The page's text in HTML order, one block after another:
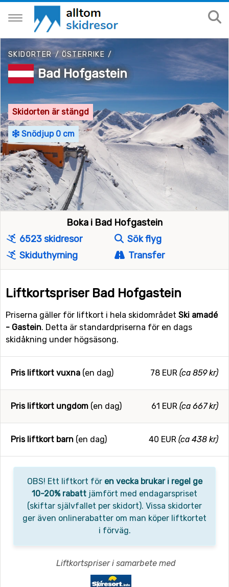
SKIDORTER/ ÖSTERRIKE /
Bad Hofgastein
Skidorten är stängd
Snödjup 0 cm
Boka i Bad Hofgastein
6523 skidresor
Sök flyg
Skiduthyrning
Transfer
Liftkortspriser Bad Hofgastein
Priserna gäller för liftkort i hela skidområdet Ski amadé
- Gastein. Detta är standardpriserna för en dags
skidåkning under högsäsong.
78 EUR (ca 859 kr)
Pris liftkort vuxna (en dag)
61 EUR (ca 667 kr)
Pris liftkort ungdom (en dag)
40 EUR (ca 438 kr)
Pris liftkort barn (en dag)
OBS! Ett liftkort för en vecka brukar i regel ge
10-20% rabatt jämfört med endagarspriset
(skiftar självfallet per skidort). Vissa skidorter
ger även onlinerabatter om man köper liftkortet
i förväg.
Liftkortspriser i samarbete med